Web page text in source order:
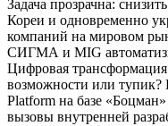
Задача прозрачна:
Кореи и одновременно
компаний на мировом
СИГМА и MIG
Цифровая
возможности или тупик?
Platform на базе
вызовы внутренней